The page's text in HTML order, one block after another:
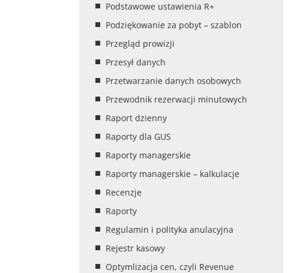
Podstawowe ustawienia R+
Podziękowanie za pobyt – szablon
Przegląd prowizji
Przesył danych
Przetwarzanie danych osobowych
Przewodnik rezerwacji minutowych
Raport dzienny
Raporty dla GUS
Raporty managerskie
Raporty managerskie – kalkulacje
Recenzje
Raporty
Regulamin i polityka anulacyjna
Rejestr kasowy
Optymlizacja cen, czyli Revenue